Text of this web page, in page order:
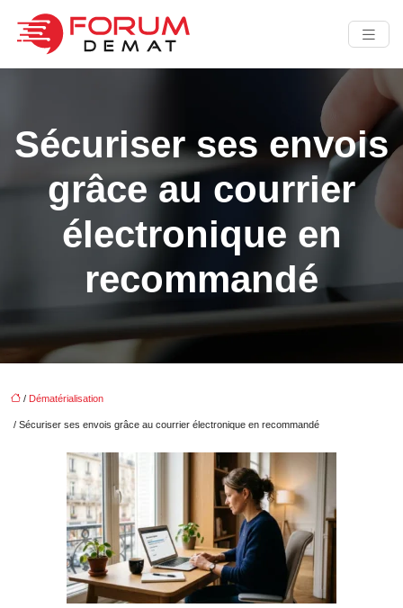
Sécuriser ses envois
grâce au courrier
électronique en
recommandé
/ Dématérialisation
/ Sécuriser ses envois grâce au courrier électronique en recommandé